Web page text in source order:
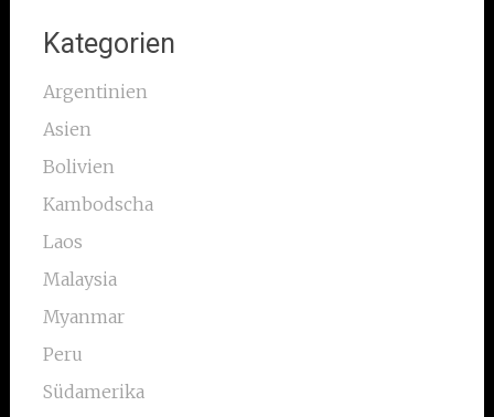
Kategorien
Argentinien
Asien
Bolivien
Kambodscha
Laos
Malaysia
Myanmar
Peru
Südamerika